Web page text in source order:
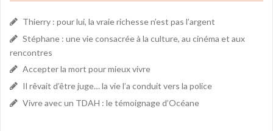
Thierry : pour lui, la vraie richesse n’est pas l’argent
Stéphane : une vie consacrée à la culture, au cinéma et aux
rencontres
Accepter la mort pour mieux vivre
Il rêvait d’être juge… la vie l’a conduit vers la police
Vivre avec un TDAH : le témoignage d’Océane